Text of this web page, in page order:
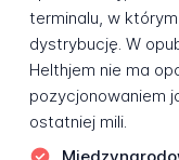
terminalu, w
dystrybucję. W
Helthjem nie ma
pozycjonowaniem
ostatniej mili.